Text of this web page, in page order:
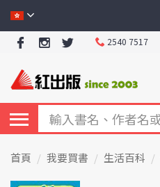
2540 7517
首頁 我要買書 生活百科